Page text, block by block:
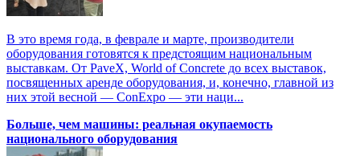
В это время года, в феврале и марте, производители
оборудования готовятся к предстоящим национальным
выставкам. От PaveX, World of Concrete до всех выставок,
посвященных аренде оборудования, и, конечно, главной из
них этой весной — ConExpo — эти наци...
Больше, чем машины: реальная окупаемость
национального оборудования